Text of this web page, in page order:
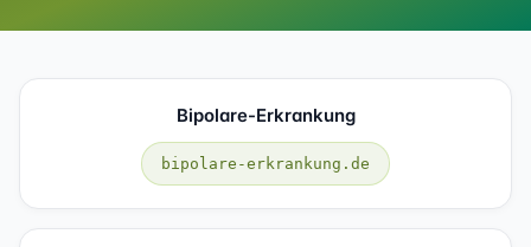
Bipolare-Erkrankung
bipolare-erkrankung.de